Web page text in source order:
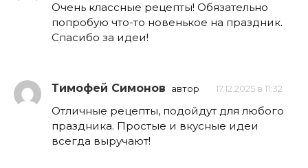
Очень классные рецепты! Обязательно
попробую что-то новенькое на праздник.
Спасибо за идеи!
Тимофей Симонов автор 17.12.2025 в 11:32
Отличные рецепты, подойдут для любого
праздника. Простые и вкусные идеи
всегда выручают!